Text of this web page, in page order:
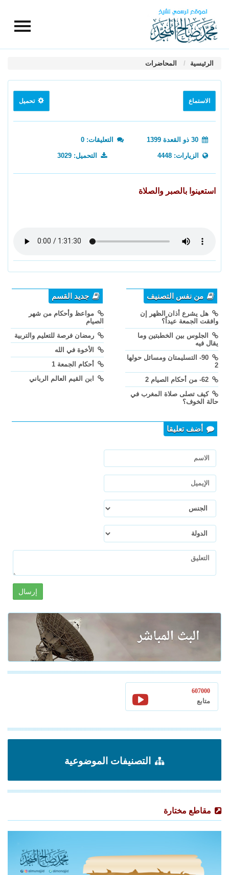
الرئيسية المحاضرات
الاستماع تحميل
التعليقات: 0
الزيارات: 4448 التحميل: 3029
استعينوا بالصبر والصلاة
من نفس التصنيف
هل يشرع أذان الظهر إن
وافقت الجمعة عيداً؟
الجلوس بين الخطبتين وما
يقال فيه
90- التسليمتان ومسائل حولها
2
كيف تصلى صلاة المغرب في
حالة الخوف؟
جديد القسم
مواعظ وأحكام من شهر
الصيام
رمضان فرصة للتعليم والتربية
الأخوة في الله
أحكام الجمعة 1
ابن القيم العالم الرباني
أضف تعليقا
إرسال
607000
متابع
التصنيفات الموضوعية
مقاطع مختارة